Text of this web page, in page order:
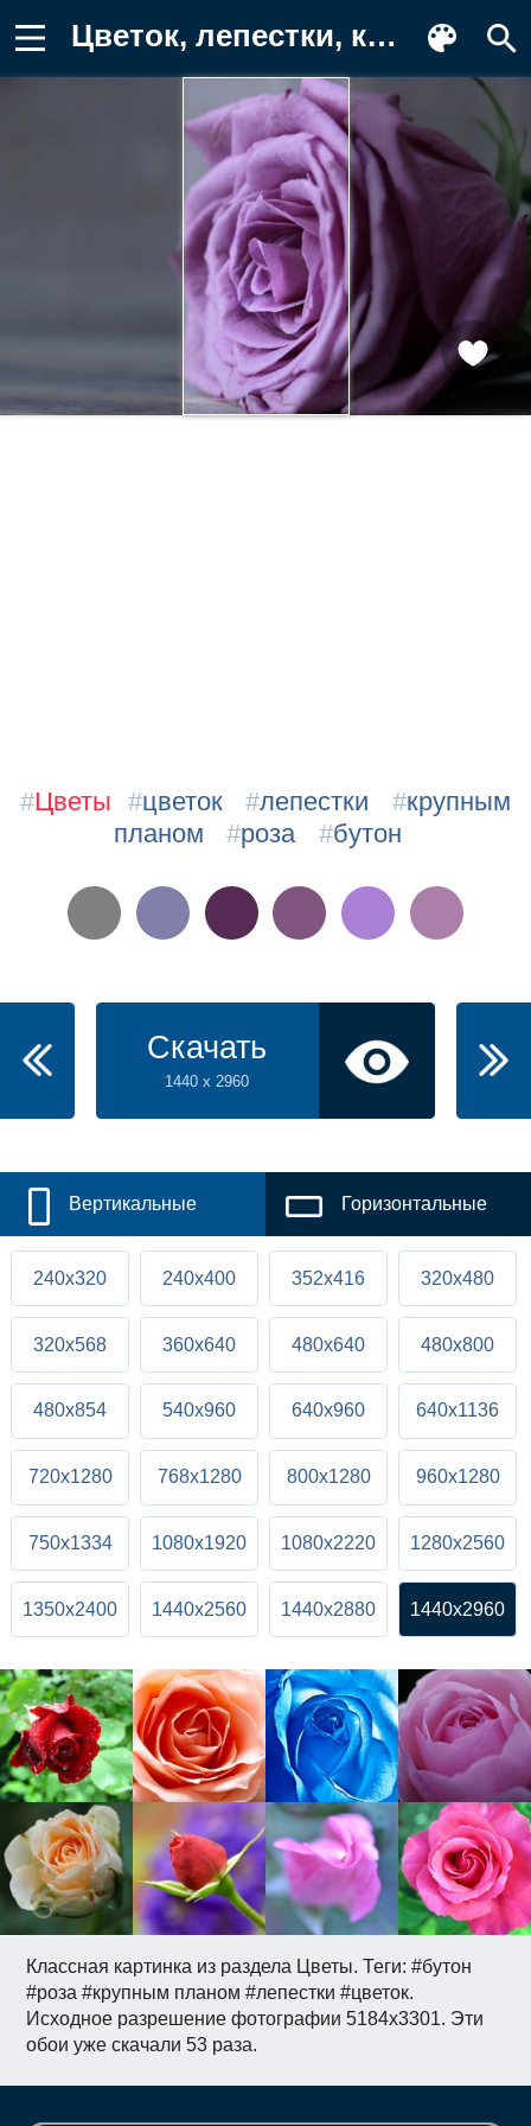
Цветок, лепестки, крупным планом, роза Обои на телефон
Классная картинка из раздела Цветы. Теги: #бутон
#роза #крупным планом #лепестки #цветок.
Исходное разрешение фотографии 5184x3301. Эти
обои уже скачали 53 раза.
#Цветы #цветок #лепестки #крупным
планом
#роза #бутон
Скачать
1440 x 2960
Вертикальные Горизонтальные
240x320 240x400 352x416 320x480
320x568 360x640 480x640 480x800
480x854 540x960 640x960 640x1136
720x1280 768x1280 800x1280 960x1280
750x1334 1080x1920 1080x2220 1280x2560
1350x2400 1440x2560 1440x2880 1440x2960